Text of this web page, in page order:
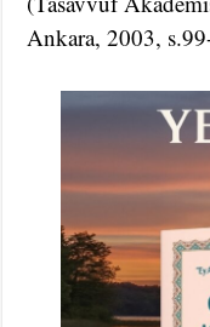
Ankara, 2003,